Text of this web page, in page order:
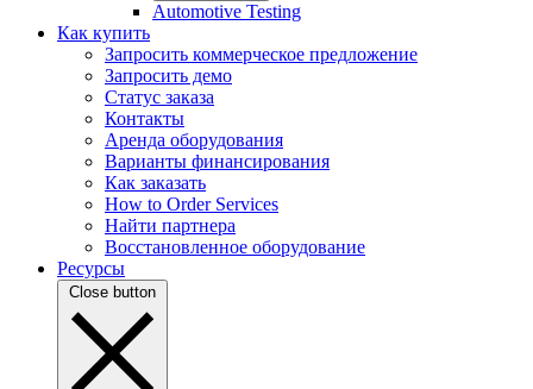
Automotive Testing
Как купить
Запросить коммерческое предложение
Запросить демо
Статус заказа
Контакты
Аренда оборудования
Варианты финансирования
Как заказать
How to Order Services
Найти партнера
Восстановленное оборудование
Ресурсы
Close button